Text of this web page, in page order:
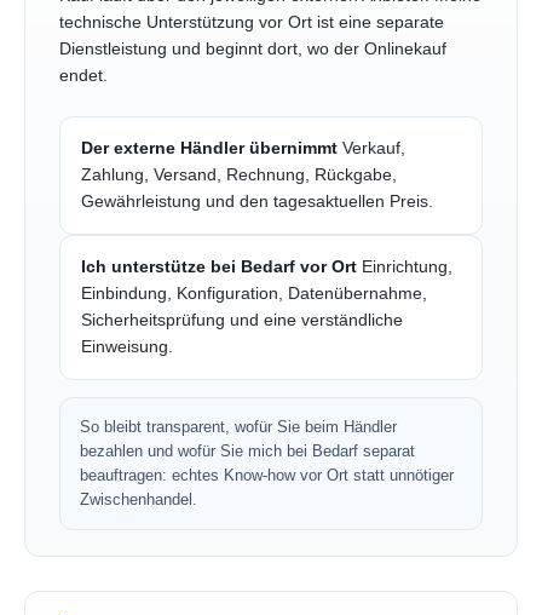
technische Unterstützung vor Ort ist eine separate
Dienstleistung und beginnt dort, wo der Onlinekauf
endet.
Der externe Händler übernimmt Verkauf,
Zahlung, Versand, Rechnung, Rückgabe,
Gewährleistung und den tagesaktuellen Preis.
Ich unterstütze bei Bedarf vor Ort Einrichtung,
Einbindung, Konfiguration, Datenübernahme,
Sicherheitsprüfung und eine verständliche
Einweisung.
So bleibt transparent, wofür Sie beim Händler
bezahlen und wofür Sie mich bei Bedarf separat
beauftragen: echtes Know-how vor Ort statt unnötiger
Zwischenhandel.